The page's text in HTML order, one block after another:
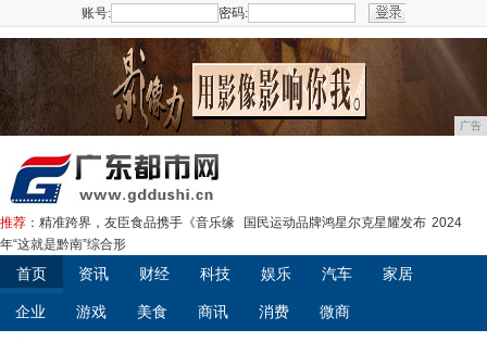
账号: 密码:
广告
推荐： 精准跨界，友臣食品携手《音乐缘 国民运动品牌鸿星尔克星耀发布 2024
年“这就是黔南”综合形
首页 资讯 财经 科技 娱乐 汽车 家居
企业 游戏 美食 商讯 消费 微商